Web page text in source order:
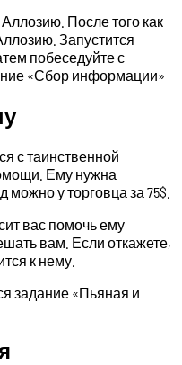
После того как
Запустится
побеседуйте с
«Сбор информации»
с таинственной
Ему нужна
у торговца за 75$.
вас помочь ему
вам. Если откажете,
к нему.
задание «Пьяная и